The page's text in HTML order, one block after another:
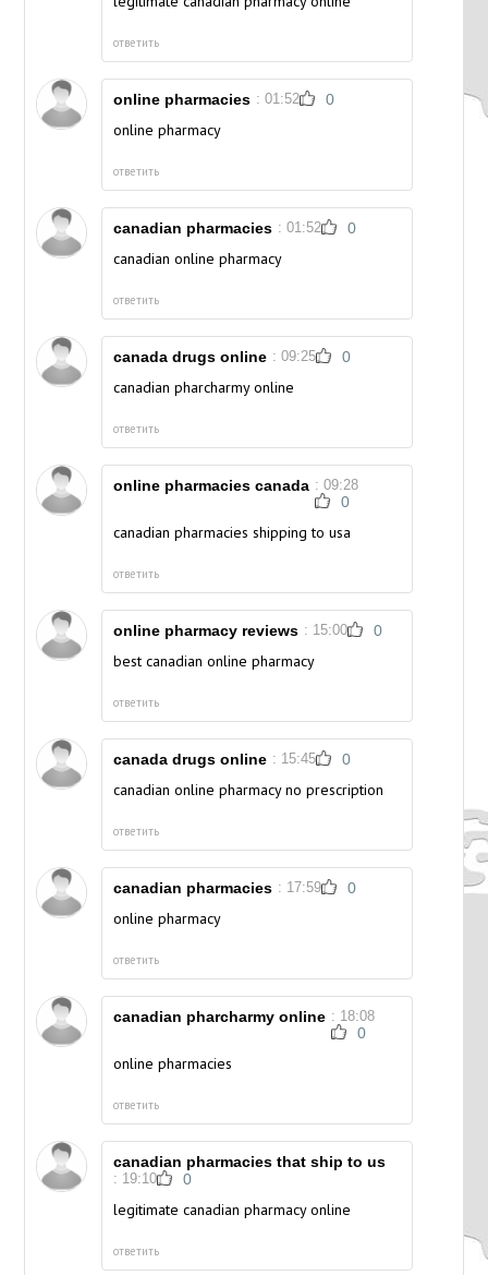
ответить
online pharmacies : 01:52 0
online pharmacy
ответить
canadian pharmacies : 01:52 0
canadian online pharmacy
ответить
canada drugs online : 09:25 0
canadian pharcharmy online
ответить
online pharmacies canada : 09:28
0
canadian pharmacies shipping to usa
ответить
online pharmacy reviews : 15:00 0
best canadian online pharmacy
ответить
canada drugs online : 15:45 0
canadian online pharmacy no prescription
ответить
canadian pharmacies : 17:59 0
online pharmacy
ответить
canadian pharcharmy online : 18:08
0
online pharmacies
ответить
canadian pharmacies that ship to us
: 19:10 0
legitimate canadian pharmacy online
ответить